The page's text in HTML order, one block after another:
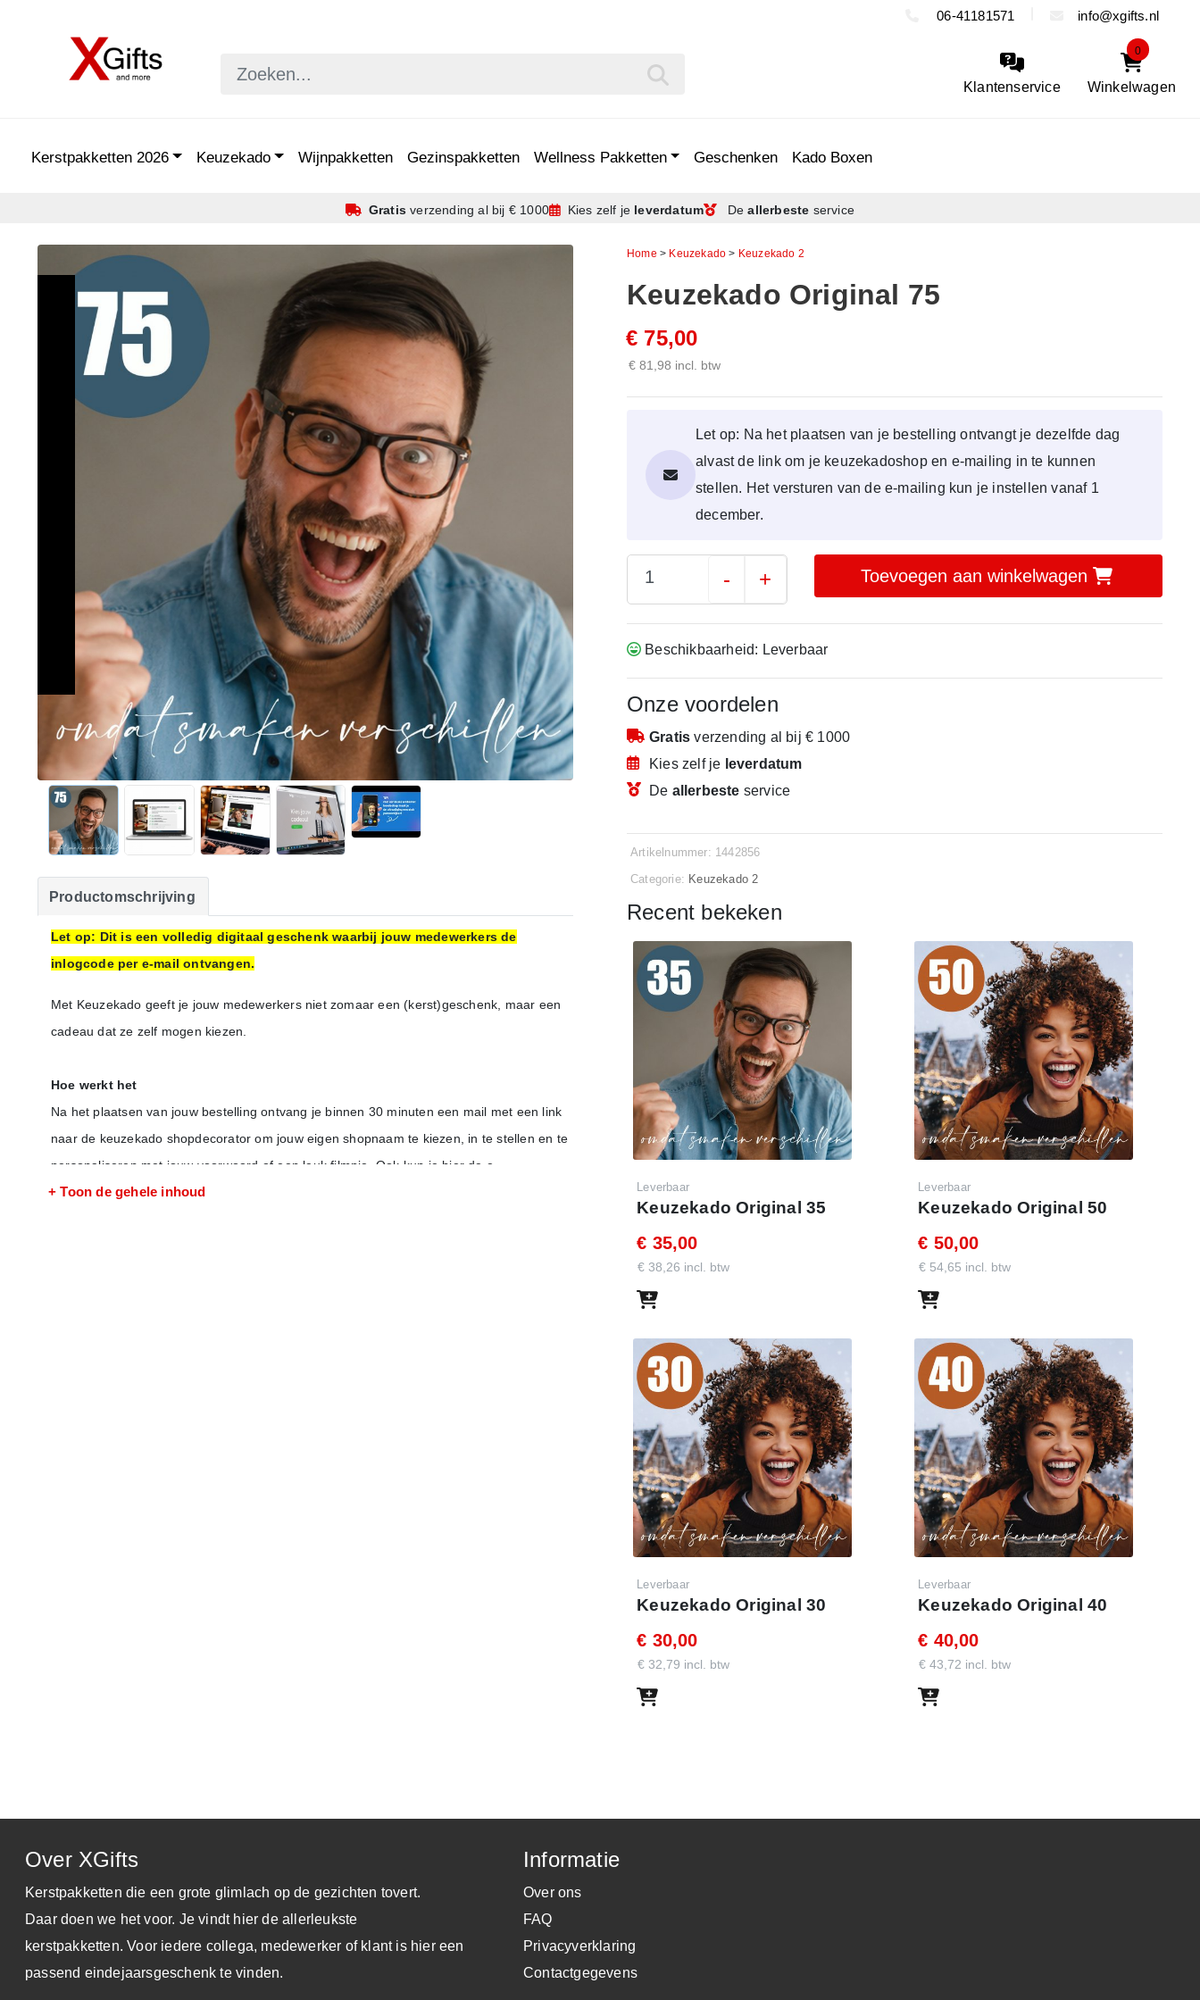
06-41181571 info@xgifts.nl
Klantenservice
0
Winkelwagen
Kerstpakketten 2026 Keuzekado Wijnpakketten Gezinspakketten Wellness Pakketten Geschenken Kado Boxen
Gratis verzendingal bij € 1000 Kies zelf je leverdatum Deallerbeste service
Productomschrijving
Let op: Dit is een volledig digitaal geschenk waarbij jouw medewerkers de
inlogcode per e-mail ontvangen.
Met Keuzekado geeft je jouw medewerkers niet zomaar een (kerst)geschenk, maar een
cadeau dat ze zelf mogen kiezen.
Hoe werkt het
Na het plaatsen van jouw bestelling ontvang je binnen 30 minuten een mail met een link
naar de keuzekado shopdecorator om jouw eigen shopnaam te kiezen, in te stellen en te
personaliseren met jouw voorwoord of een leuk filmpje. Ook kun je hier de e-
mailadressen van de ontvangers uploaden en jouw e-mailing instellen en personaliseren.
Klik op onderstaande link voor de
en log in met de getoonde code. Met dit
budget hebben uw medewerkers1500 puntente besteden in de webshop.
www.keuzekado.com
Inloggegevens:
+ Toon de gehele inhoud
Home > Keuzekado > Keuzekado 2
Keuzekado Original 75
€ 75,00
€ 81,98 incl. btw
Let op: Na het plaatsen van je bestelling ontvangt je dezelfde dag
alvast de link om je keuzekadoshop en e-mailing in te kunnen
stellen. Het versturen van de e-mailing kun je instellen vanaf 1
december.
- + Toevoegen aan winkelwagen
Beschikbaarheid: Leverbaar
Onze voordelen
Gratis verzending al bij € 1000
Kies zelf je leverdatum
De allerbeste service
Artikelnummer: 1442856
Categorie: Keuzekado 2
Recent bekeken
Leverbaar
Keuzekado Original 35
€ 35,00
€ 38,26 incl. btw
Leverbaar
Keuzekado Original 50
€ 50,00
€ 54,65 incl. btw
Leverbaar
Keuzekado Original 30
€ 30,00
€ 32,79 incl. btw
Leverbaar
Keuzekado Original 40
€ 40,00
€ 43,72 incl. btw
Over XGifts
Kerstpakketten die een grote glimlach op de gezichten tovert.
Daar doen we het voor. Je vindt hier de allerleukste
kerstpakketten. Voor iedere collega, medewerker of klant is hier een
passend eindejaarsgeschenk te vinden.
Informatie
Over ons
FAQ
Privacyverklaring
Contactgegevens